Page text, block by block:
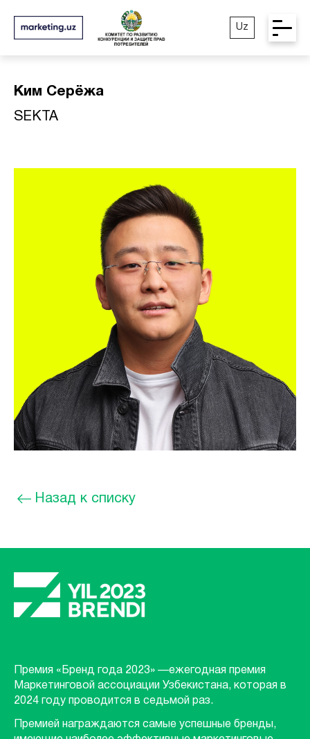
Uz
Ким Серёжа
SEKTA
Назад к списку
Премия «Бренд года 2023» —ежегодная премия
Маркетинговой ассоциации Узбекистана, которая в
2024 году проводится в седьмой раз.
Премией награждаются самые успешные бренды,